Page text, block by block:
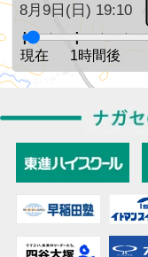
8月9日(日) 19:10
現在 1時間後